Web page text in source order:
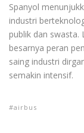
Spanyol
industri
publik dan swasta.
besarnya peran
saing industri
semakin intensif.
airbus